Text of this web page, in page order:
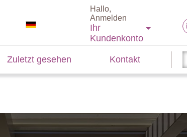
Hallo,
Anmelden
Ihr
Kundenkonto
Zuletzt gesehen Kontakt